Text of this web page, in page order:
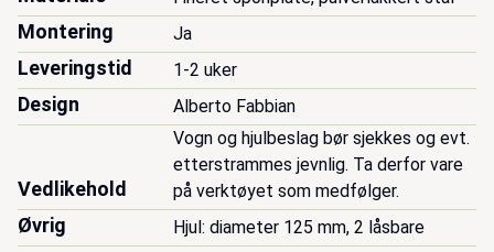
Montering Ja
Leveringstid 1-2 uker
Design Alberto Fabbian
Vedlikehold
Vogn og hjulbeslag bør sjekkes og evt.
etterstrammes jevnlig. Ta derfor vare
på verktøyet som medfølger.
Øvrig Hjul: diameter 125 mm, 2 låsbare